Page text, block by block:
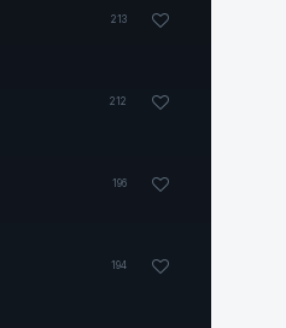
213
212
196
194